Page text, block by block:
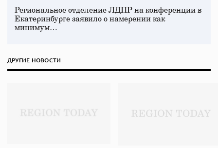
Региональное отделение ЛДПР на конференции в
Екатеринбурге заявило о намерении как
минимум…
ДРУГИЕ НОВОСТИ